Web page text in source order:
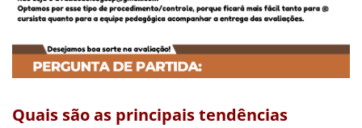
Quais são as principais tendências